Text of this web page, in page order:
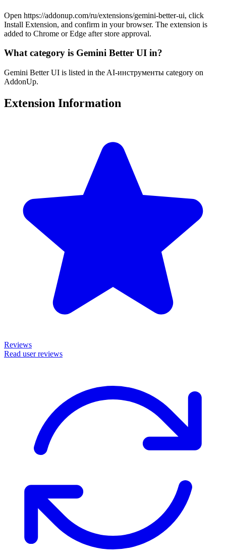
Open https://addonup.com/ru/extensions/gemini-better-ui, click
Install Extension, and confirm in your browser. The extension is
added to Chrome or Edge after store approval.
What category is Gemini Better UI in?
Gemini Better UI is listed in the AI-инструменты category on
AddonUp.
Extension Information
Reviews
Read user reviews